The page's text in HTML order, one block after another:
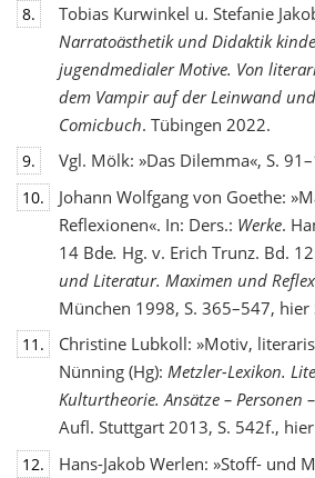
8.
Tobias Kurwinkel u. Stefanie
Narratoästhetik und Didaktik
jugendmedialer Motive. Von
dem Vampir auf der Leinwand
Comicbuch. Tübingen 2022.
9. Vgl. Mölk: »Das Dilemma«, S.
10.
Johann Wolfgang von Goethe:
Reflexionen«. In: Ders.: Werke.
14 Bde. Hg. v. Erich Trunz. Bd.
und Literatur. Maximen und
München 1998, S. 365–547, hier
11.
Christine Lubkoll: »Motiv,
Nünning (Hg): Metzler-Lexikon.
Kulturtheorie. Ansätze – Personen
Aufl. Stuttgart 2013, S. 542f.,
12.
Hans-Jakob Werlen: »Stoff- und